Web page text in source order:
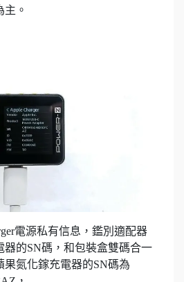
。
電源私有信息，鑑別適配器
器的SN碼，和包裝盒雙碼合一
果氮化鎵充電器的SN碼為